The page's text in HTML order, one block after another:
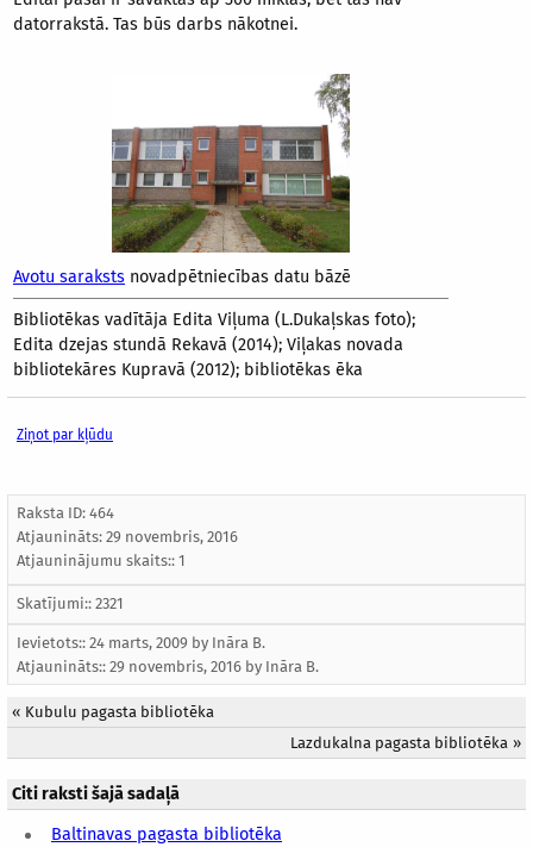
datorrakstā. Tas būs darbs nākotnei.
Avotu saraksts novadpētniecības datu bāzē
Bibliotēkas vadītāja Edita Viļuma (L.Dukaļskas foto);
Edita dzejas stundā Rekavā (2014); Viļakas novada
bibliotekāres Kupravā (2012); bibliotēkas ēka
Ziņot par kļūdu
Raksta ID: 464
Atjaunināts: 29 novembris, 2016
Atjauninājumu skaits:: 1
Skatījumi:: 2321
Ievietots:: 24 marts, 2009 by Ināra B.
Atjaunināts:: 29 novembris, 2016 by Ināra B.
« Kubulu pagasta bibliotēka
Lazdukalna pagasta bibliotēka »
Citi raksti šajā sadaļā
Baltinavas pagasta bibliotēka